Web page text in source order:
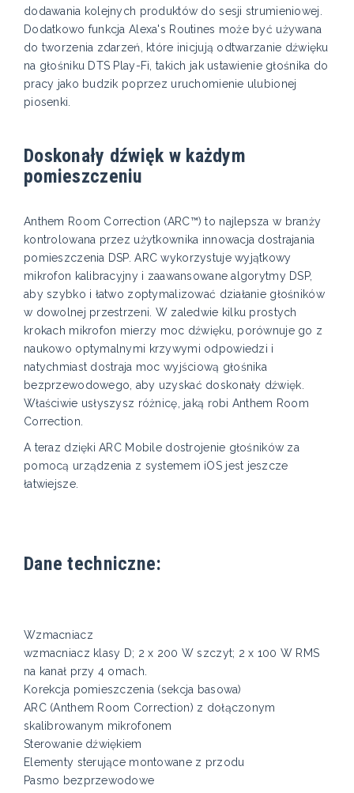
dodawania kolejnych produktów do sesji strumieniowej.
Dodatkowo funkcja Alexa's Routines może być używana
do tworzenia zdarzeń, które inicjują odtwarzanie dźwięku
na głośniku DTS Play-Fi, takich jak ustawienie głośnika do
pracy jako budzik poprzez uruchomienie ulubionej
piosenki.
Doskonały dźwięk w każdym
pomieszczeniu
Anthem Room Correction (ARC™) to najlepsza w branży
kontrolowana przez użytkownika innowacja dostrajania
pomieszczenia DSP. ARC wykorzystuje wyjątkowy
mikrofon kalibracyjny i zaawansowane algorytmy DSP,
aby szybko i łatwo zoptymalizować działanie głośników
w dowolnej przestrzeni. W zaledwie kilku prostych
krokach mikrofon mierzy moc dźwięku, porównuje go z
naukowo optymalnymi krzywymi odpowiedzi i
natychmiast dostraja moc wyjściową głośnika
bezprzewodowego, aby uzyskać doskonały dźwięk.
Właściwie usłyszysz różnicę, jaką robi Anthem Room
Correction.
A teraz dzięki ARC Mobile dostrojenie głośników za
pomocą urządzenia z systemem iOS jest jeszcze
łatwiejsze.
Dane techniczne:
Wzmacniacz
wzmacniacz klasy D; 2 x 200 W szczyt; 2 x 100 W RMS
na kanał przy 4 omach.
Korekcja pomieszczenia (sekcja basowa)
ARC (Anthem Room Correction) z dołączonym
skalibrowanym mikrofonem
Sterowanie dźwiękiem
Elementy sterujące montowane z przodu
Pasmo bezprzewodowe